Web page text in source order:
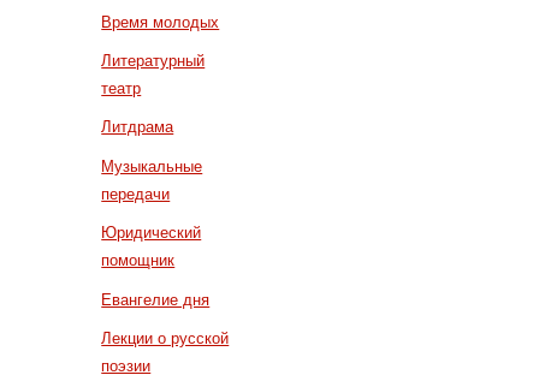
Время молодых
Литературный
театр
Литдрама
Музыкальные
передачи
Юридический
помощник
Евангелие дня
Лекции о русской
поэзии